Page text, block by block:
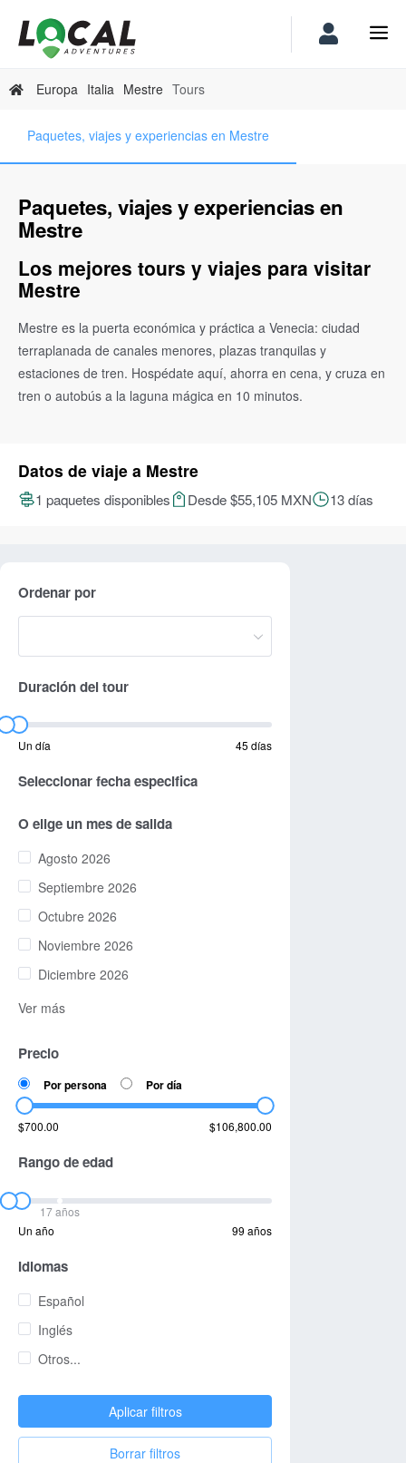
Europa Italia Mestre Tours
Paquetes, viajes y experiencias en Mestre
Paquetes, viajes y experiencias en
Mestre
Los mejores tours y viajes para visitar
Mestre
Mestre es la puerta económica y práctica a Venecia: ciudad
terraplanada de canales menores, plazas tranquilas y
estaciones de tren. Hospédate aquí, ahorra en cena, y cruza en
tren o autobús a la laguna mágica en 10 minutos.
Datos de viaje a Mestre
1 paquetes disponibles Desde $55,105 MXN 13 días
Ordenar por
Duración del tour
Un día 45 días
Seleccionar fecha especifica
O elige un mes de salida
Agosto 2026
Septiembre 2026
Octubre 2026
Noviembre 2026
Diciembre 2026
Ver más
Precio
Por persona Por día
$700.00 $106,800.00
Rango de edad
17 años
Un año
99 años
Idiomas
Español
Inglés
Otros...
Aplicar filtros
Borrar filtros